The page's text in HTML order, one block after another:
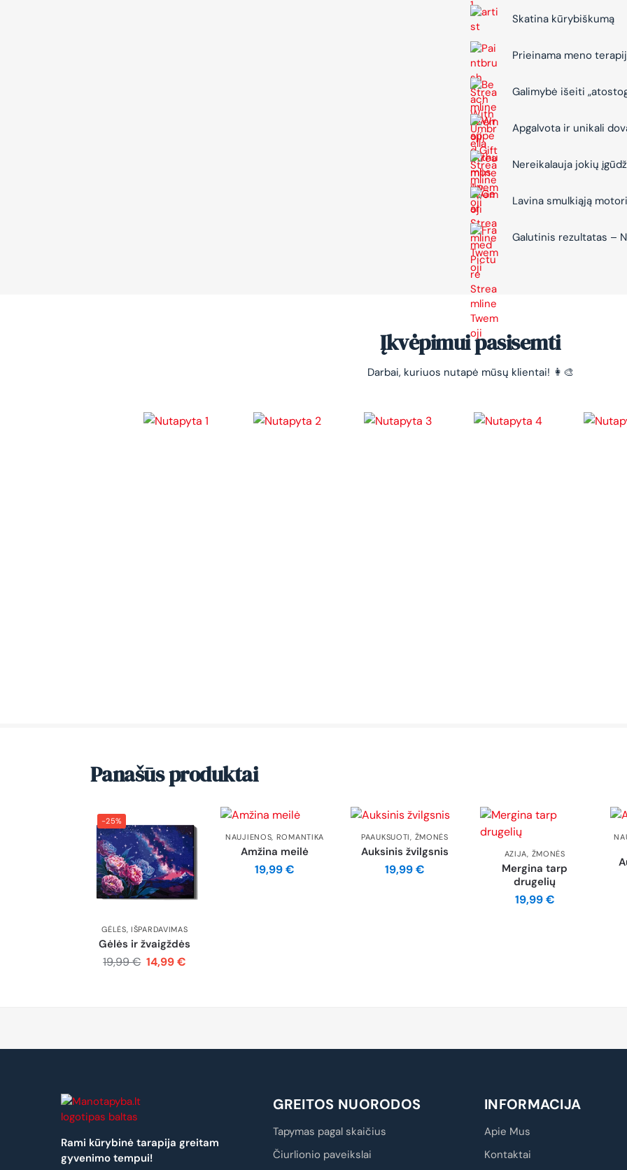
Skatina kūrybiškumą
Prieinama meno
Galimybė išeiti
Apgalvota ir unikali
Nereikalauja jokių
Lavina smulkiąją
Galutinis rezultatas –
Įkvėpimui pasisemti
Darbai, kuriuos nutapė mūsų klientai! 👩‍🎨
Panašūs produktai
-25%
GĖLĖS,IŠPARDAVIMAS
Gėlės ir žvaigždės
19,99€ 14,99€
NAUJIENOS, ROMANTIKA
Amžina meilė
19,99€
PAAUKSUOTI, ŽMONĖS
Auksinis žvilgsnis
19,99€
AZIJA, ŽMONĖS
Mergina tarp
drugelių
19,99€
Rami kūrybinė tarapija greitam
gyvenimo tempui!
GREITOS NUORODOS
Tapymas pagal skaičius
Čiurlionio paveikslai
INFORMACIJA
Apie Mus
Kontaktai